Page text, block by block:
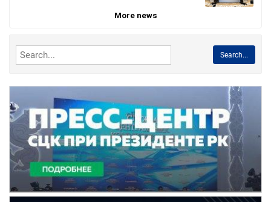
More news
Search...